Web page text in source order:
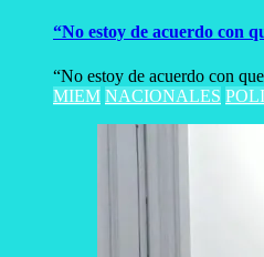
“No estoy de acuerdo con
“No estoy de acuerdo con
MIEM NACIONALES